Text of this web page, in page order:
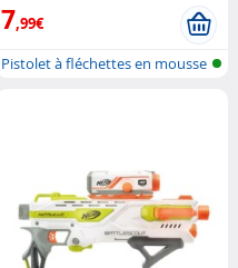
7,99€
Pistolet à fléchettes en mousse